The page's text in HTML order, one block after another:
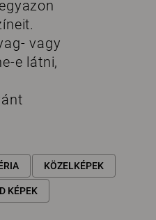
vagy
e látni,
KÖZELKÉPEK
KÉPEK